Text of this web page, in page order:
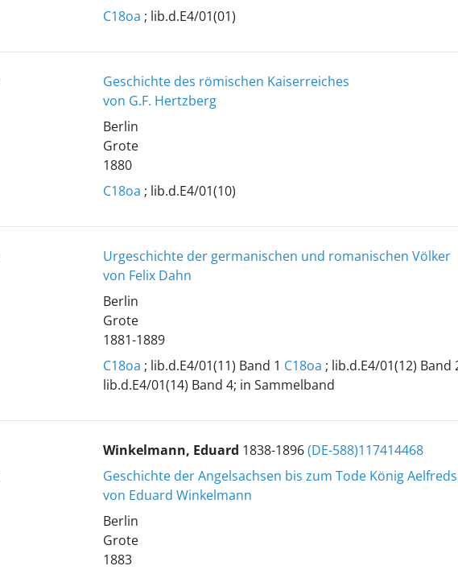
C18oa ; lib.d.E4/01(01)
Geschichte des römischen Kaiserreiches
von G.F. Hertzberg
Berlin
Grote
1880
C18oa ; lib.d.E4/01(10)
Urgeschichte der germanischen und romanischen Völker
von Felix Dahn
Berlin
Grote
1881-1889
C18oa ; lib.d.E4/01(11) Band 1 C18oa ; lib.d.E4/01(12) Band
lib.d.E4/01(14) Band 4; in Sammelband
Winkelmann, Eduard 1838-1896(DE-588)117414468
Geschichte der Angelsachsen bis zum Tode König Aelfreds
von Eduard Winkelmann
Berlin
Grote
1883